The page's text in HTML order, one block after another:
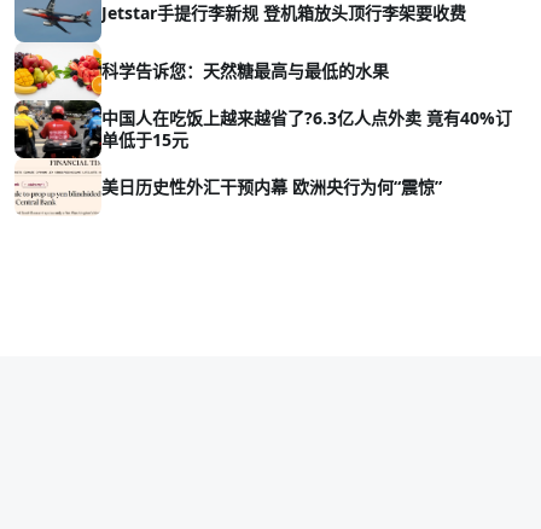
Jetstar手提行李新规 登机箱放头顶行李架要收费
科学告诉您：天然糖最高与最低的水果
中国人在吃饭上越来越省了?6.3亿人点外卖 竟有40%订
单低于15元
美日历史性外汇干预内幕 欧洲央行为何“震惊”